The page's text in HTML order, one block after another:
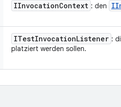
IInvocationContext : den
ITestInvocationListener :
platziert werden sollen.